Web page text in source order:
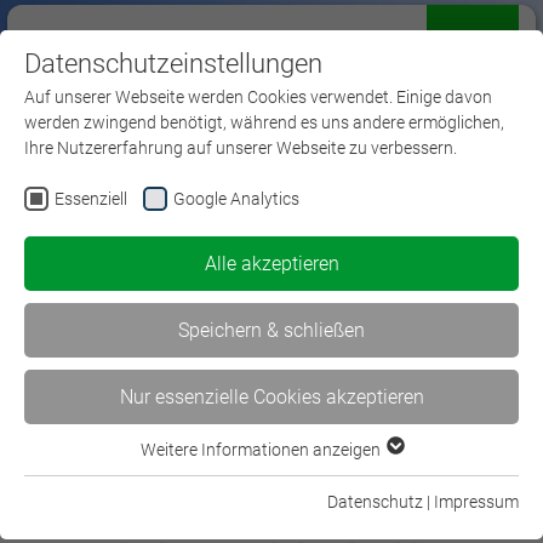
Anerkennungsverfahren
Anerkennungsverfahren für
Datenschutzeinstellungen
Auf unserer Webseite werden Cookies verwendet. Einige davon
werden zwingend benötigt, während es uns andere ermöglichen,
Ihre Nutzererfahrung auf unserer Webseite zu verbessern.
Essenziell Google Analytics
Alle akzeptieren
Speichern & schließen
Nur essenzielle Cookies akzeptieren
Essenzielle Cookies werden für grundlegende Funktionen der
Weitere Informationen anzeigen
Datenschutz | Impressum